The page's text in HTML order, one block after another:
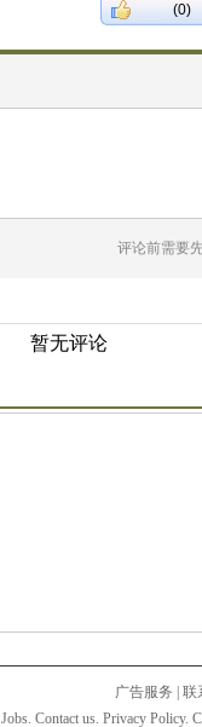
(0)
评论前需要
暂无评论
广告服务
联
Jobs. Contact us. Privacy Policy.